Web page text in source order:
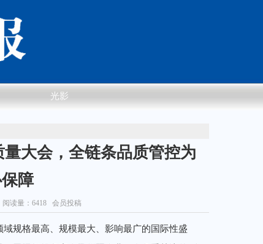
光影
大会，全链条品质管控为
障
阅读量：6418 会员投稿
规格最高、规模最大、影响最广的国际性盛